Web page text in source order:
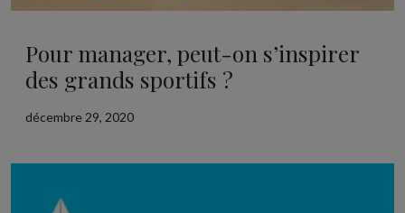
Pour manager, peut-on s’inspirer
des grands sportifs ?
décembre 29, 2020